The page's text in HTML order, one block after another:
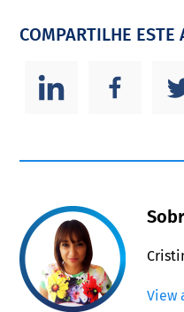
COMPARTILHE ESTE
View